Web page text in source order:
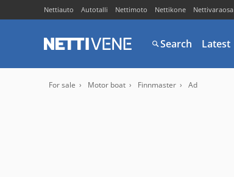
Nettiauto Autotalli Nettimoto Nettikone Nettivaraosa
Search Latest
For sale Motor boat Finnmaster Ad